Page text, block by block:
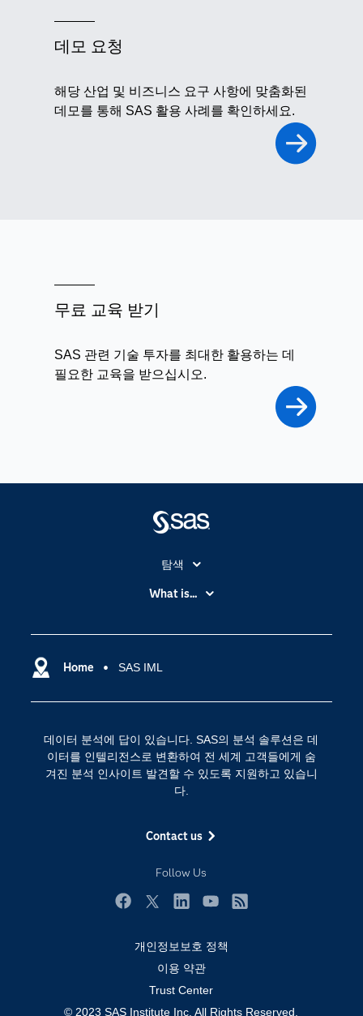
데모 요청
해당 산업 및 비즈니스 요구 사항에 맞춤화된
데모를 통해 SAS 활용 사례를 확인하세요.
무료 교육 받기
SAS 관련 기술 투자를 최대한 활용하는 데
필요한 교육을 받으십시오.
Home SAS IML
데이터 분석에 답이 있습니다. SAS의 분석 솔루션은 데
이터를 인텔리전스로 변환하여 전 세계 고객들에게 숨
겨진 분석 인사이트 발견할 수 있도록 지원하고 있습니
다.
Contact us
Follow Us
탐색
My SAS
SAS Viya
SAS 이벤트 정보
Training
개발자(Developers)
교육 전문가
산업별
솔루션 (Solutions)
자격증
접근성
What is...
디지털 트랜스포메이션
클라우드 컴퓨팅
개인정보보호 정책
이용 약관
Trust Center
© 2023 SAS Institute Inc. All Rights Reserved.